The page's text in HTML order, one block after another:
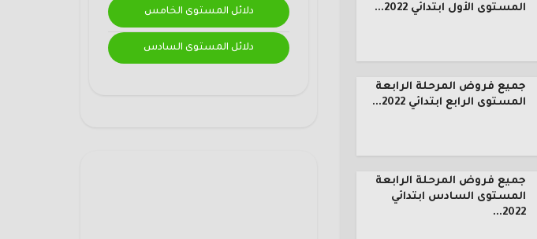
دلائل المستوى الخامس
دلائل المستوى السادس
المستوى الأول ابتدائي 2022...
جميع فروض المرحلة الرابعة
المستوى الرابع ابتدائي 2022...
جميع فروض المرحلة الرابعة
المستوى السادس ابتدائي
2022...